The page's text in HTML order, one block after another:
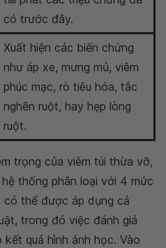
có trước đây.
Xuất hiện các biến chứng
như áp xe, mưng mủ, viêm
phúc mạc, rò tiêu hóa, tắc
nghẽn ruột, hay hẹp lòng
ruột.
trọng của viêm túi thừa vỡ,
thống phân loại với 4 mức
thể được áp dụng cả
trong đó việc đánh giá
quả hình ảnh học. Vào